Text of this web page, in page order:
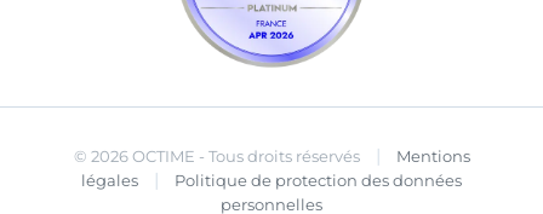
© 2026 OCTIME - Tous droits réservés |
Mentions
légales
|
Politique de protection des données
personnelles